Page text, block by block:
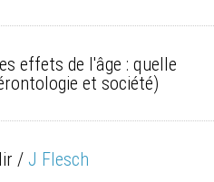
effets de l'âge : quelle
et société)
/ J Flesch